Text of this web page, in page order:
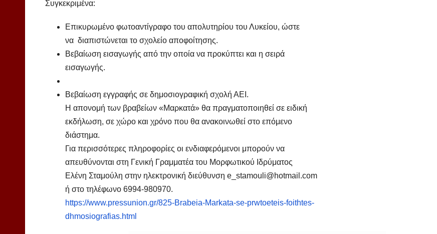
Συγκεκριμένα:
Επικυρωμένο φωτοαντίγραφο του απολυτηρίου του Λυκείου, ώστε
να διαπιστώνεται το σχολείο αποφοίτησης.
Βεβαίωση εισαγωγής από την οποία να προκύπτει και η σειρά
εισαγωγής.
Βεβαίωση εγγραφής σε δημοσιογραφική σχολή ΑΕΙ.
Η απονομή των βραβείων «Μαρκατά» θα πραγματοποιηθεί σε ειδική
εκδήλωση, σε χώρο και χρόνο που θα ανακοινωθεί στο επόμενο
διάστημα.
Για περισσότερες πληροφορίες οι ενδιαφερόμενοι μπορούν να
απευθύνονται στη Γενική Γραμματέα του Μορφωτικού Ιδρύματος
Ελένη Σταμούλη στην ηλεκτρονική διεύθυνση e_stamouli@hotmail.com
ή στο τηλέφωνο 6994-980970.
https://www.pressunion.gr/825-Brabeia-Markata-se-prwtoeteis-foithtes-
dhmosiografias.html